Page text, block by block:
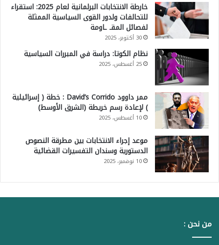
خارطة الانتخابات البرلمانية لعام 2025: استقراء
للتحالفات ولدور القوى السياسية الممثلة
لفصائل المقـ ـاومة
30 أكتوبر، 2025
نظام الكوتا: دراسة في المبررات السياسية
25 أغسطس، 2025
ممر داوود David’s Corrido : خطة ( إسرائيلية
) لإعادة رسم خريطة (الشرق الأوسط)
10 أغسطس، 2025
موعد إجراء الانتخابات بين مطرقة النصوص
الدستورية وسندان التفسيرات القضائية
10 نوفمبر، 2025
من نحن :